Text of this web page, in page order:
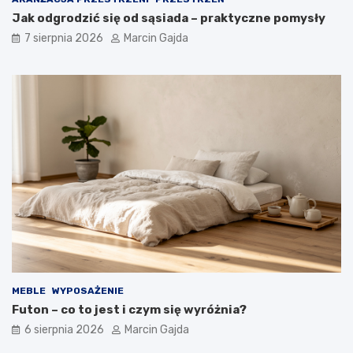
Jak odgrodzić się od sąsiada – praktyczne pomysły
7 sierpnia 2026 Marcin Gajda
MEBLE WYPOSAŻENIE
Futon – co to jest i czym się wyróżnia?
6 sierpnia 2026 Marcin Gajda